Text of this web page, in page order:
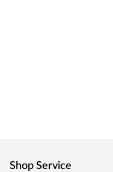
Shop Service